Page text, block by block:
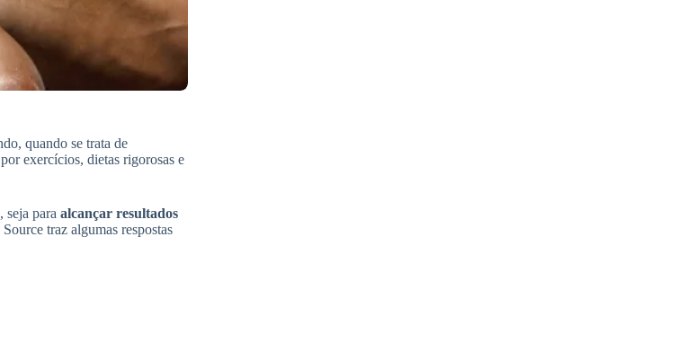
quando se trata de
exercícios, dietas rigorosas e
seja para alcançar resultados
traz algumas respostas